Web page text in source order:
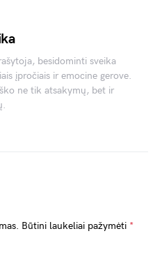
besidominti sveika
įpročiais ir emocine gerove.
ne tik atsakymų, bet ir
Būtini laukeliai pažymėti *